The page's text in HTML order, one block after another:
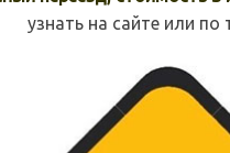
узнать на сайте или по